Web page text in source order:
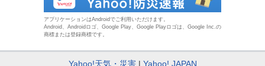
アプリケーションはAndroidでご利用いただけます。
Android、Androidロゴ、Google Play、Google Playロゴは、Google Inc.の
商標または登録商標です。
Yahoo!天気・災害 Yahoo! JAPAN